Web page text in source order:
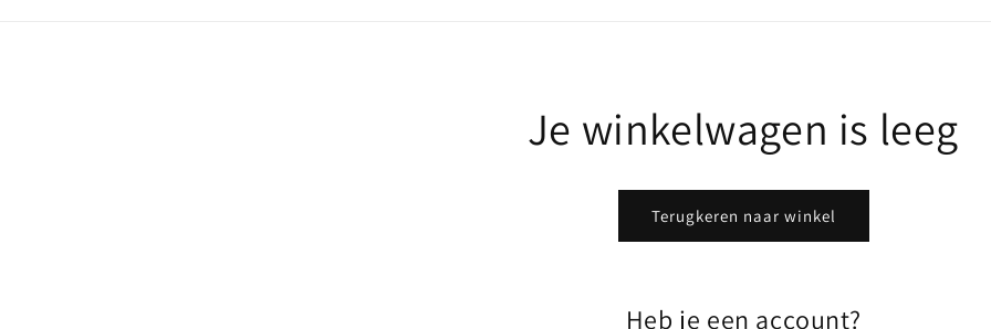
Je winkelwagen is leeg
Terugkeren naar winkel
Heb je een account?